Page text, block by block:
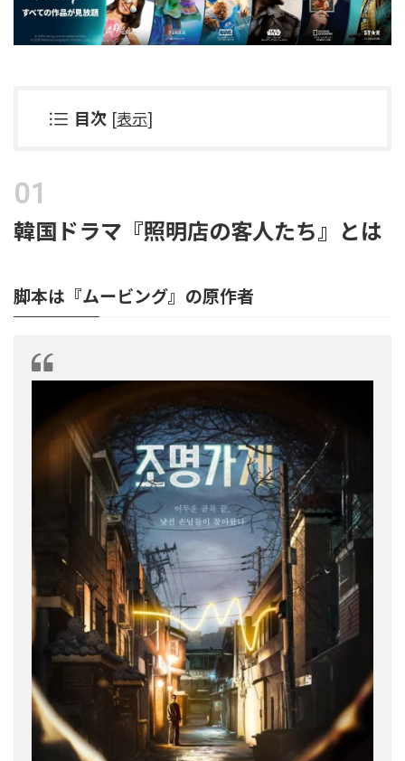
目次 [表示]
韓国ドラマ『照明店の客人たち』とは
脚本は『ムービング』の原作者